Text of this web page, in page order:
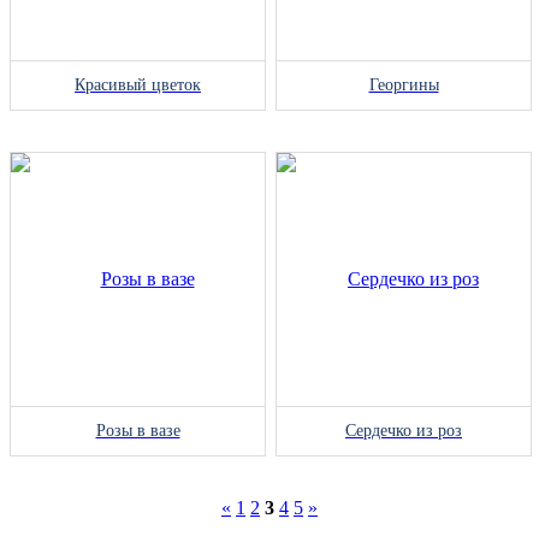
Красивый цветок Георгины
Розы в вазе Сердечко из роз
« 1 2 3 4 5 »